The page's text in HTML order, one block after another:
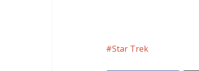
Star Trek